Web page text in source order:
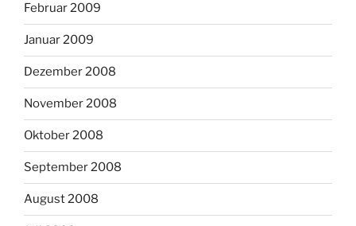
Februar 2009
Januar 2009
Dezember 2008
November 2008
Oktober 2008
September 2008
August 2008